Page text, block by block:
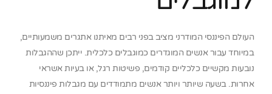
העולם הפיננסי המודרני מציב בפני רבים מאיתנו אתגרים משמעותיים,
במיוחד עבור אנשים המוגדרים כמוגבלים כלכלית. ייתכן שההגבלות
נובעות מקשיים כלכליים קודמים, פשיטות רגל, או בעיות אשראי
אחרות. בשעה שיותר ויותר אנשים מתמודדים עם מגבלות פיננסיות